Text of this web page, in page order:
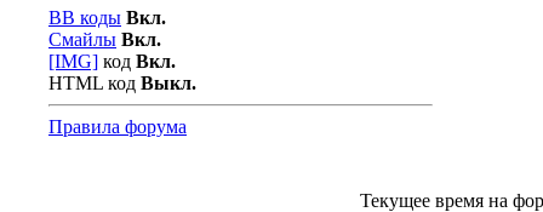
BB коды Вкл.
Смайлы Вкл.
[IMG] код Вкл.
HTML код Выкл.
Правила форума
Текущее время на